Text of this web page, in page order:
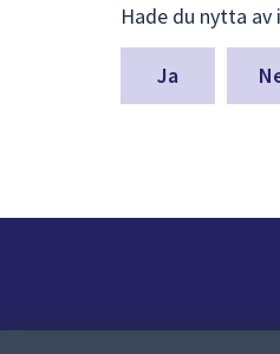
synpunkter
för
denna
Hade du nytta av